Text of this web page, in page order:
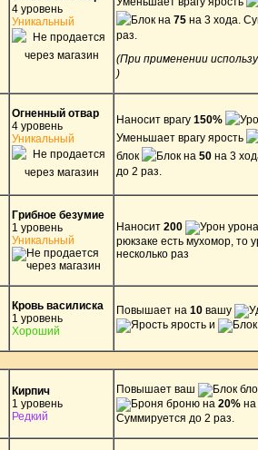
4 уровень
Уникальный
на 75 на 3 хода.
раз.
(При применении
)
Огненный отвар
4 уровень
Уникальный
Наносит врагу 150%
Уменьшает врагу ярость
блок
на 50 на 3
до 2 раз.
Грибное безумие
1 уровень
Уникальный
Наносит 200
рюкзаке есть мухомор, то
несколько раз
Кровь василиска
1 уровень
Хороший
Повышает на 10 вашу
ярость и
Кирпич
1 уровень
Редкий
Повышает ваш
​ броню на 20% на
Суммируется до 2 раз.